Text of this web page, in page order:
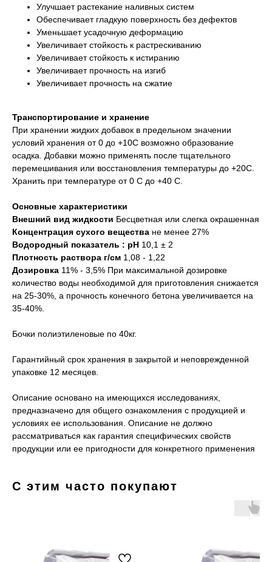
Улучшает растекание наливных систем
Обеспечивает гладкую поверхность без дефектов
Уменьшает усадочную деформацию
Увеличивает стойкость к растрескиванию
Увеличивает стойкость к истиранию
Увеличивает прочность на изгиб
Увеличивает прочность на сжатие
Транспортирование и хранение
При хранении жидких добавок в предельном значении
условий хранения от 0 до +10С возможно образование
осадка. Добавки можно применять после тщательного
перемешивания или восстановления температуры до +20С.
Хранить при температуре от 0 С до +40 С.
Основные характеристики
Внешний вид жидкости Бесцветная или слегка окрашенная
Концентрация сухого вещества не менее 27%
Водородный показатель : pH 10,1 ± 2
Плотность раствора г/см 1,08 - 1,22
Дозировка 11% - 3,5% При максимальной дозировке
количество воды необходимой для приготовления снижается
на 25-30%, а прочность конечного бетона увеличивается на
35-40%.
Бочки полиэтиленовые по 40кг.
Гарантийный срок хранения в закрытой и неповрежденной
упаковке 12 месяцев.
Описание основано на имеющихся исследованиях,
предназначено для общего ознакомления с продукцией и
условиях ее использования. Описание не должно
рассматриваться как гарантия специфических свойств
продукции или ее пригодности для конкретного применения
С этим часто покупают